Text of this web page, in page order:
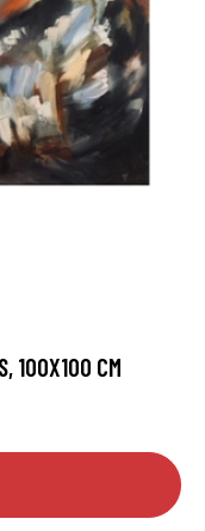
100X100 CM